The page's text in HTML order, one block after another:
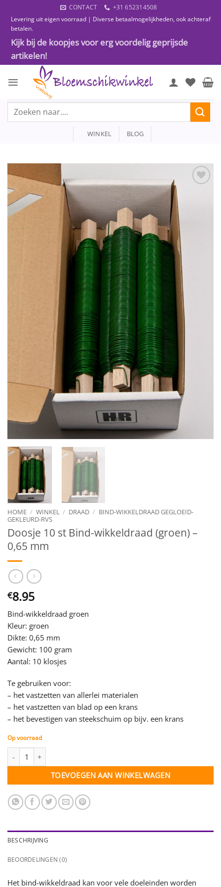
naar
inhoud
CONTACT
+31 652314508
Levering uit eigen voorraad | Diverse betaalmogelijkheden, ook achteraf
betalen.
Kijk bij de koopjes voor erg voordelig geprijsde
artikelen!
Zoeken
WINKEL BLOG
Toevoegen
wenslijst
HOME / WINKEL / DRAAD / BIND-WIKKELDRAAD GEGLOEID-
GEKLEURD-RVS
Doosje 10 st Bind-wikkeldraad (groen) –
0,65 mm
€8.95
Bind-wikkeldraad groen
Kleur: groen
Dikte: 0,65 mm
Gewicht: 100 gram
Aantal: 10 klosjes
Te gebruiken voor:
– het vastzetten van allerlei materialen
– het vastzetten van blad op een krans
– het bevestigen van steekschuim op bijv. een krans
Op voorraad
TOEVOEGEN AAN WINKELWAGEN
BESCHRIJVING
BEOORDELINGEN (0)
Het bind-wikkeldraad kan voor vele doeleinden worden